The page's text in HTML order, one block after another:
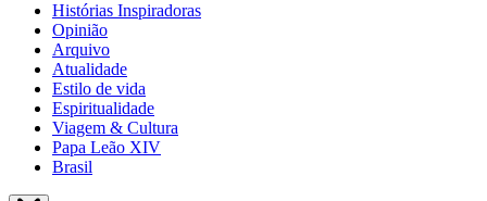
Histórias Inspiradoras
Opinião
Arquivo
Atualidade
Estilo de vida
Espiritualidade
Viagem & Cultura
Papa Leão XIV
Brasil